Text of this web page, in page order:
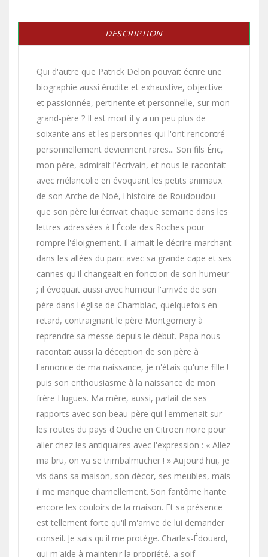
DESCRIPTION
Qui d'autre que Patrick Delon pouvait écrire une
biographie aussi érudite et exhaustive, objective
et passionnée, pertinente et personnelle, sur mon
grand-père ? Il est mort il y a un peu plus de
soixante ans et les personnes qui l'ont rencontré
personnellement deviennent rares... Son fils Éric,
mon père, admirait l'écrivain, et nous le racontait
avec mélancolie en évoquant les petits animaux
de son Arche de Noé, l'histoire de Roudoudou
que son père lui écrivait chaque semaine dans les
lettres adressées à l'École des Roches pour
rompre l'éloignement. Il aimait le décrire marchant
dans les allées du parc avec sa grande cape et ses
cannes qu'il changeait en fonction de son humeur
; il évoquait aussi avec humour l'arrivée de son
père dans l'église de Chamblac, quelquefois en
retard, contraignant le père Montgomery à
reprendre sa messe depuis le début. Papa nous
racontait aussi la déception de son père à
l'annonce de ma naissance, je n'étais qu'une fille !
puis son enthousiasme à la naissance de mon
frère Hugues. Ma mère, aussi, parlait de ses
rapports avec son beau-père qui l'emmenait sur
les routes du pays d'Ouche en Citröen noire pour
aller chez les antiquaires avec l'expression : « Allez
ma bru, on va se trimbalmucher ! » Aujourd'hui, je
vis dans sa maison, son décor, ses meubles, mais
il me manque charnellement. Son fantôme hante
encore les couloirs de la maison. Et sa présence
est tellement forte qu'il m'arrive de lui demander
conseil. Je sais qu'il me protège. Charles-Édouard,
qui m'aide à maintenir la propriété, a soif